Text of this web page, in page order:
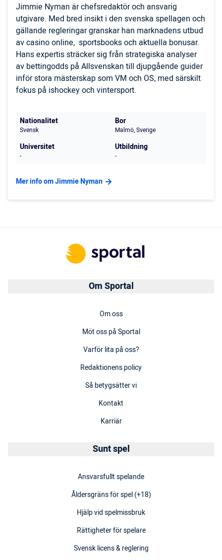
Jimmie Nyman är chefsredaktör och ansvarig
utgivare. Med bred insikt i den svenska spellagen och
gällande regleringar granskar han marknadens utbud
av casino online, sportsbooks och aktuella bonusar.
Hans expertis sträcker sig från strategiska analyser
av bettingodds på Allsvenskan till djupgående guider
inför stora mästerskap som VM och OS, med särskilt
fokus på ishockey och vintersport.
Nationalitet
Svensk
Bor
Malmö, Sverige
Universitet
-
Utbildning
-
Mer info om Jimmie Nyman
Om Sportal
Om oss
Möt oss på Sportal
Varför lita på oss?
Redaktionens policy
Så betygsätter vi
Kontakt
Karriär
Sunt spel
Ansvarsfullt spelande
Åldersgräns för spel (+18)
Hjälp vid spelmissbruk
Rättigheter för spelare
Svensk licens & reglering